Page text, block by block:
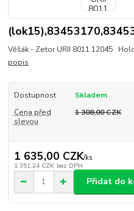
Věšák - Zetor URII 8011 12045
popis
Dostupnost
Skladem
Cena před
slevou
1 308,00 CZK
1 635,00 CZK/ks
1 351,24 CZK bez DPH
Přidat do